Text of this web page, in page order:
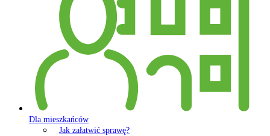
Dla mieszkańców
Jak załatwić sprawę?